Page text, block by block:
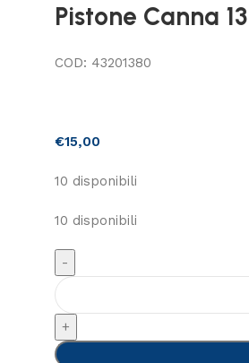
Pistone Canna
COD: 43201380
€15,00
10 disponibili
10 disponibili